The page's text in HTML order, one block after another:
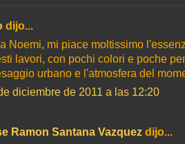
dijo...
Noemi, mi piace moltissimo
lavori, con pochi colori e poche
urbano e l'atmosfera del
diciembre de 2011 a las 12:20
Ramon Santana Vazquez dijo...